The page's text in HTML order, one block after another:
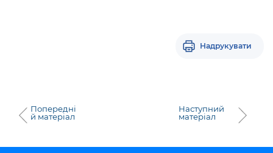
Надрукувати
Попередні
й матеріал
Наступний
матеріал